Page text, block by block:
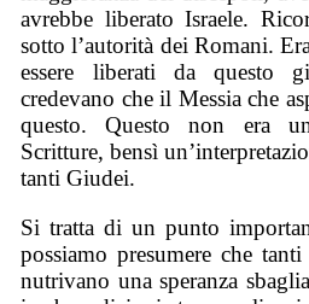
avrebbe liberato Israele.
sotto l’autorità dei Romani.
essere liberati da questo
credevano che il Messia che
questo. Questo non era
Scritture, bensì
tanti Giudei.
Si tratta di un punto
possiamo presumere che
nutrivano una speranza